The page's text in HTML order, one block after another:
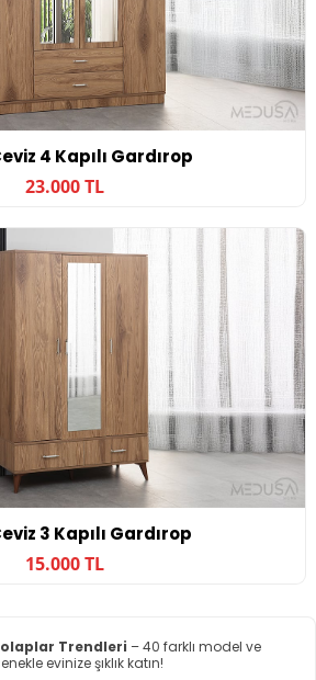
4 Kapılı Gardırop
23.000 TL
3 Kapılı Gardırop
15.000 TL
Trendleri – 40 farklı model ve
evinize şıklık katın!